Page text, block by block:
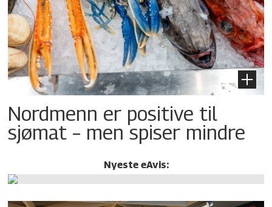
Nordmenn er positive til
sjømat – men spiser mindre
Nyeste eAvis: